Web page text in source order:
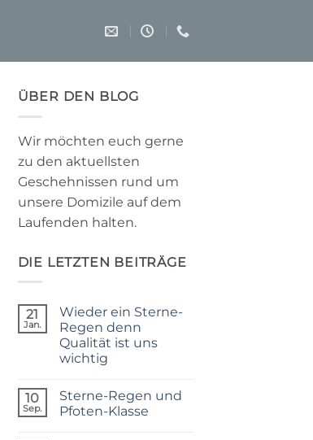
ÜBER DEN BLOG
Wir möchten euch gerne
zu den aktuellsten
Geschehnissen rund um
unsere Domizile auf dem
Laufenden halten.
DIE LETZTEN BEITRÄGE
21
Jan.
Wieder ein Sterne-
Regen denn
Qualität ist uns
wichtig
zu
Wieder
ein
10
Sep.
Sterne-Regen und
Pfoten-Klasse